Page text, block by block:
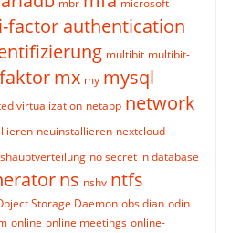
mbr
microsoft
factor authentication
multibit multibit-
mx my mysql
virtualization netapp network
neuinstallieren nextcloud
no secret in database
ns nshv ntfs
Storage Daemon obsidian odin
online online meetings online-